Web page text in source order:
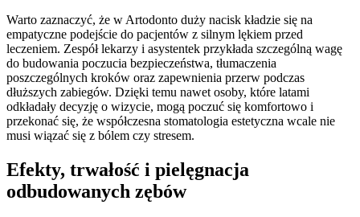
Warto zaznaczyć, że w Artodonto duży nacisk kładzie się na
empatyczne podejście do pacjentów z silnym lękiem przed
leczeniem. Zespół lekarzy i asystentek przykłada szczególną wagę
do budowania poczucia bezpieczeństwa, tłumaczenia
poszczególnych kroków oraz zapewnienia przerw podczas
dłuższych zabiegów. Dzięki temu nawet osoby, które latami
odkładały decyzję o wizycie, mogą poczuć się komfortowo i
przekonać się, że współczesna stomatologia estetyczna wcale nie
musi wiązać się z bólem czy stresem.
Efekty, trwałość i pielęgnacja
odbudowanych zębów